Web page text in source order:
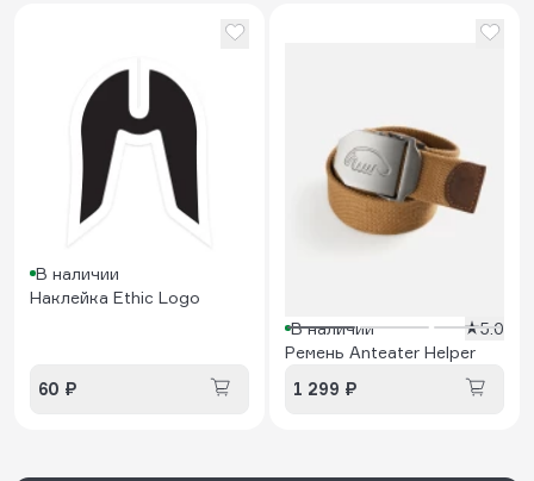
В наличии
Наклейка Ethic Logo
60 ₽
В наличии
5.0
Ремень Anteater Helper
1 299 ₽